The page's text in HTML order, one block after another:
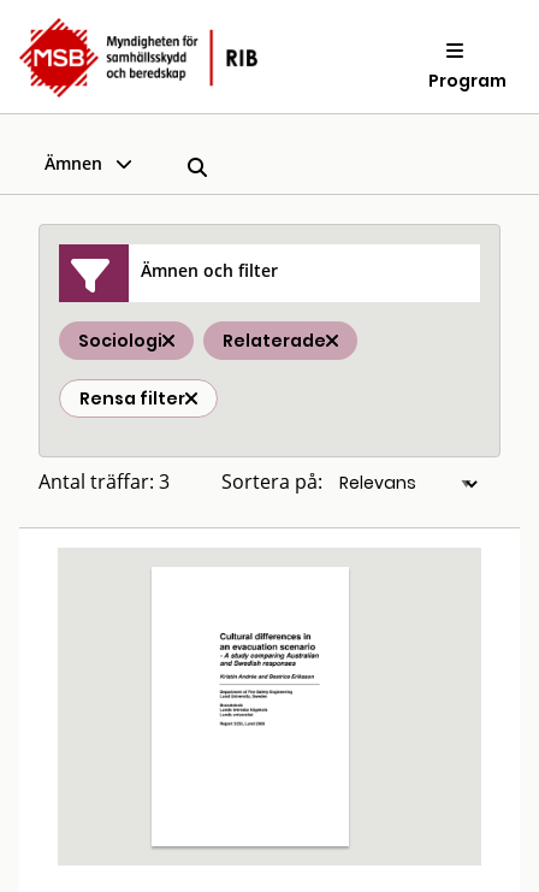
Program
Ämnen
Ämnen och filter
Sociologi Relaterade
Rensa filter
Antal träffar: 3 Sortera på: